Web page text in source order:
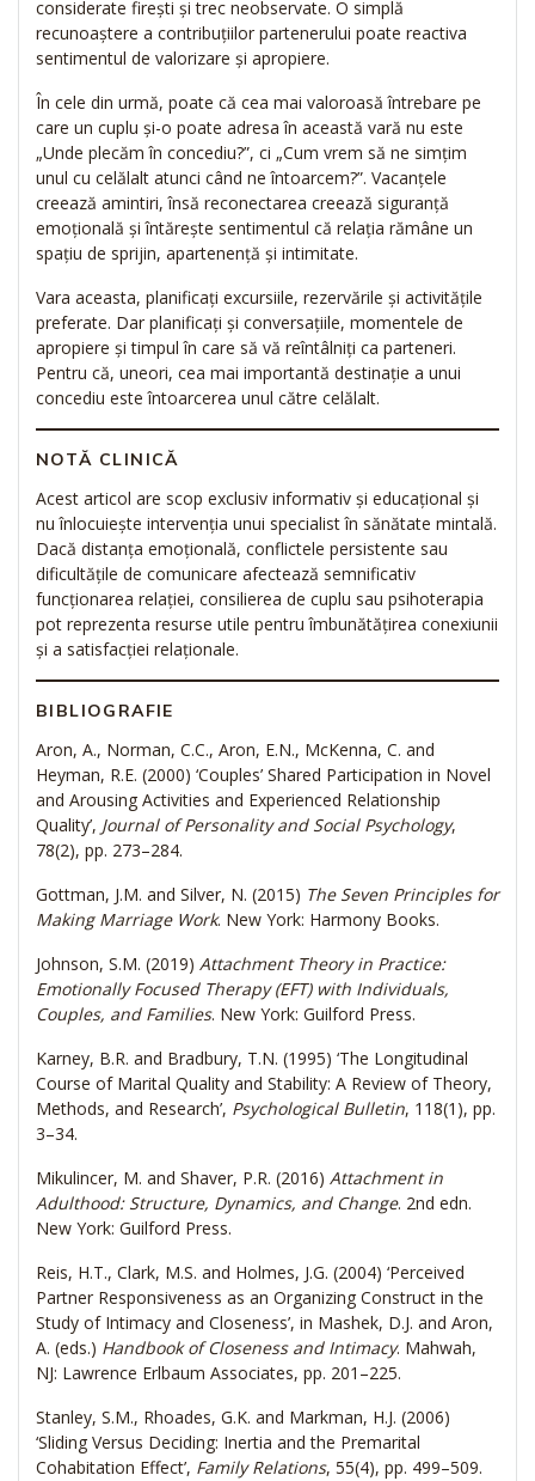
considerate firești și trec neobservate. O simplă
recunoaștere a contribuțiilor partenerului poate reactiva
sentimentul de valorizare și apropiere.
În cele din urmă, poate că cea mai valoroasă întrebare pe
care un cuplu și-o poate adresa în această vară nu este
„Unde plecăm în concediu?”, ci „Cum vrem să ne simțim
unul cu celălalt atunci când ne întoarcem?”. Vacanțele
creează amintiri, însă reconectarea creează siguranță
emoțională și întărește sentimentul că relația rămâne un
spațiu de sprijin, apartenență și intimitate.
Vara aceasta, planificați excursiile, rezervările și activitățile
preferate. Dar planificați și conversațiile, momentele de
apropiere și timpul în care să vă reîntâlniți ca parteneri.
Pentru că, uneori, cea mai importantă destinație a unui
concediu este întoarcerea unul către celălalt.
NOTĂ CLINICĂ
Acest articol are scop exclusiv informativ și educațional și
nu înlocuiește intervenția unui specialist în sănătate mintală.
Dacă distanța emoțională, conflictele persistente sau
dificultățile de comunicare afectează semnificativ
funcționarea relației, consilierea de cuplu sau psihoterapia
pot reprezenta resurse utile pentru îmbunătățirea conexiunii
și a satisfacției relaționale.
BIBLIOGRAFIE
Aron, A., Norman, C.C., Aron, E.N., McKenna, C. and
Heyman, R.E. (2000) ‘Couples’ Shared Participation in Novel
and Arousing Activities and Experienced Relationship
Quality’, Journal of Personality and Social Psychology,
78(2), pp. 273–284.
Gottman, J.M. and Silver, N. (2015) The Seven Principles for
Making Marriage Work. New York: Harmony Books.
Johnson, S.M. (2019) Attachment Theory in Practice:
Emotionally Focused Therapy (EFT) with Individuals,
Couples, and Families. New York: Guilford Press.
Karney, B.R. and Bradbury, T.N. (1995) ‘The Longitudinal
Course of Marital Quality and Stability: A Review of Theory,
Methods, and Research’, Psychological Bulletin, 118(1), pp.
3–34.
Mikulincer, M. and Shaver, P.R. (2016) Attachment in
Adulthood: Structure, Dynamics, and Change. 2nd edn.
New York: Guilford Press.
Reis, H.T., Clark, M.S. and Holmes, J.G. (2004) ‘Perceived
Partner Responsiveness as an Organizing Construct in the
Study of Intimacy and Closeness’, in Mashek, D.J. and Aron,
A. (eds.) Handbook of Closeness and Intimacy. Mahwah,
NJ: Lawrence Erlbaum Associates, pp. 201–225.
Stanley, S.M., Rhoades, G.K. and Markman, H.J. (2006)
‘Sliding Versus Deciding: Inertia and the Premarital
Cohabitation Effect’, Family Relations, 55(4), pp. 499–509.